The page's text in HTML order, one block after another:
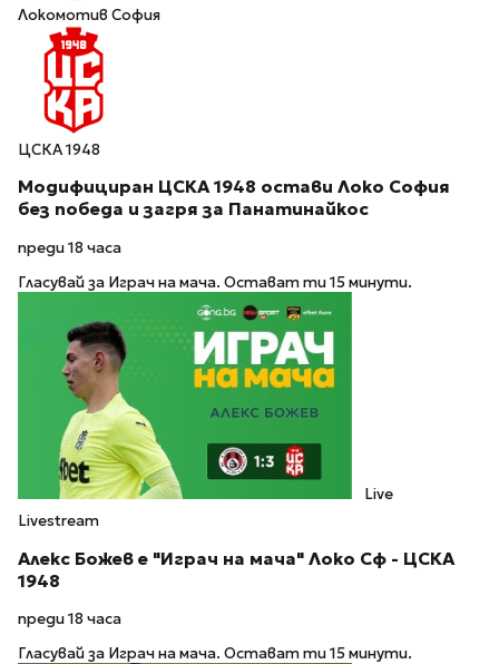
Локомотив София
ЦСКА 1948
Модифициран ЦСКА 1948 остави Локо София
без победа и загря за Панатинайкос
преди 18 часа
Гласувай за Играч на мача. Остават ти 15 минути.
Live
Livestream
Алекс Божев е "Играч на мача" Локо Сф - ЦСКА
1948
преди 18 часа
Гласувай за Играч на мача. Остават ти 15 минути.